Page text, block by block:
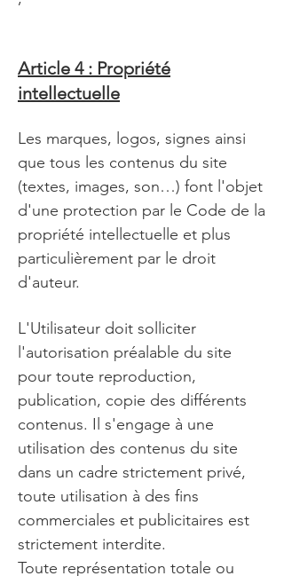
Article 4 : Propriété
intellectuelle
Les marques, logos, signes ainsi
que tous les contenus du site
(textes, images, son…) font l'objet
d'une protection par le Code de la
propriété intellectuelle et plus
particulièrement par le droit
d'auteur.
L'Utilisateur doit solliciter
l'autorisation préalable du site
pour toute reproduction,
publication, copie des différents
contenus. Il s'engage à une
utilisation des contenus du site
dans un cadre strictement privé,
toute utilisation à des fins
commerciales et publicitaires est
strictement interdite.
Toute représentation totale ou